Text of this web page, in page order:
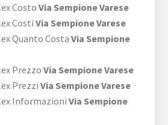
CostoVia Sempione Varese
Costi Via Sempione Varese
Quanto Costa Via Sempione
Prezzo Via Sempione Varese
Prezzi Via Sempione Varese
InformazioniVia Sempione